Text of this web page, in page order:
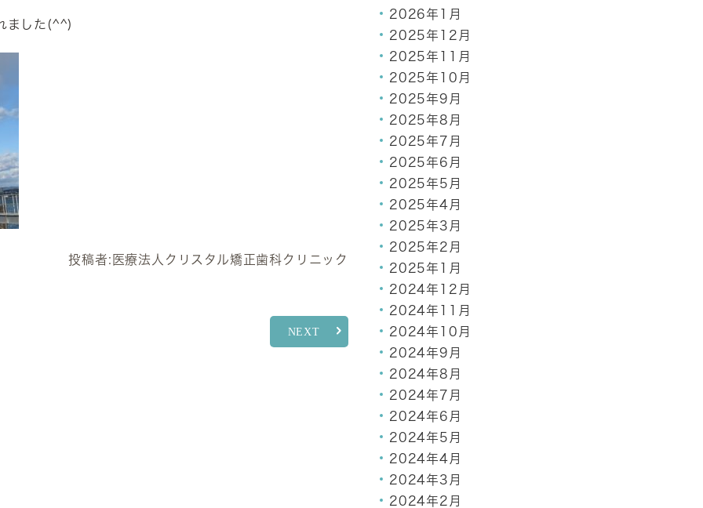
ました(^^)
投稿者: 医療法人クリスタル矯正歯科クリニック
NEXT
2026年1月
2025年12月
2025年11月
2025年10月
2025年9月
2025年8月
2025年7月
2025年6月
2025年5月
2025年4月
2025年3月
2025年2月
2025年1月
2024年12月
2024年11月
2024年10月
2024年9月
2024年8月
2024年7月
2024年6月
2024年5月
2024年4月
2024年3月
2024年2月